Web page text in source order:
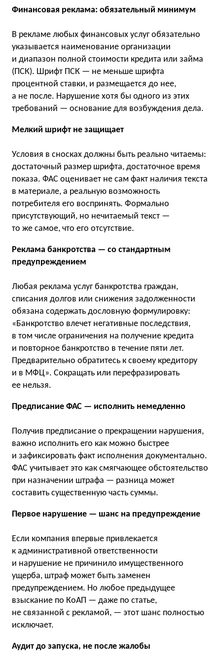
Финансовая реклама: обязательный минимум
В рекламе любых финансовых услуг обязательно
указывается наименование организации
и диапазон полной стоимости кредита или займа
(ПСК). Шрифт ПСК — не меньше шрифта
процентной ставки, и размещается до нее,
а не после. Нарушение хотя бы одного из этих
требований — основание для возбуждения дела.
Мелкий шрифт не защищает
Условия в сносках должны быть реально читаемы:
достаточный размер шрифта, достаточное время
показа. ФАС оценивает не сам факт наличия текста
в материале, а реальную возможность
потребителя его воспринять. Формально
присутствующий, но нечитаемый текст —
то же самое, что его отсутствие.
Реклама банкротства — со стандартным
предупреждением
Любая реклама услуг банкротства граждан,
списания долгов или снижения задолженности
обязана содержать дословную формулировку:
«Банкротство влечет негативные последствия,
в том числе ограничения на получение кредита
и повторное банкротство в течение пяти лет.
Предварительно обратитесь к своему кредитору
и в МФЦ». Сокращать или перефразировать
ее нельзя.
Предписание ФАС — исполнить немедленно
Получив предписание о прекращении нарушения,
важно исполнить его как можно быстрее
и зафиксировать факт исполнения документально.
ФАС учитывает это как смягчающее обстоятельство
при назначении штрафа — разница может
составить существенную часть суммы.
Первое нарушение — шанс на предупреждение
Если компания впервые привлекается
к административной ответственности
и нарушение не причинило имущественного
ущерба, штраф может быть заменен
предупреждением. Но любое предыдущее
взыскание по КоАП — даже по статье,
не связанной с рекламой, — этот шанс полностью
исключает.
Аудит до запуска, не после жалобы